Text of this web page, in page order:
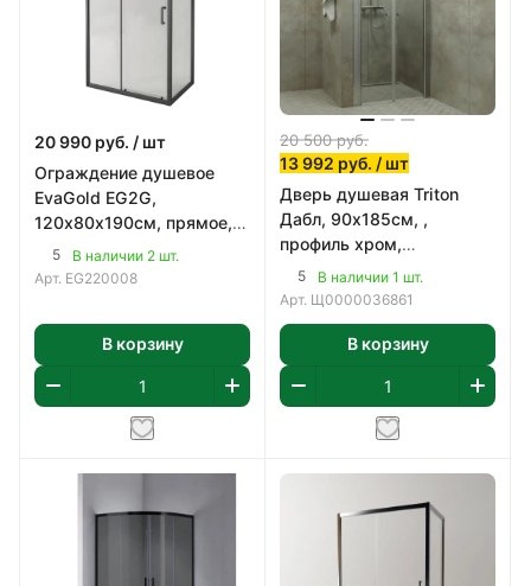
20 990 руб. / шт
Ограждение душевое
EvaGold EG2G,
120х80х190см, прямое,
профиль оруж. сталь,
стекло прозрачное 5мм.
5
В наличии 2 шт.
Арт. EG220008
В корзину
20 500руб.
13 992 руб. / шт
Дверь душевая Triton
Дабл, 90х185см, ,
профиль хром,
прозрачное 5мм.
5
В наличии 1 шт.
Арт. Щ0000036861
В корзину